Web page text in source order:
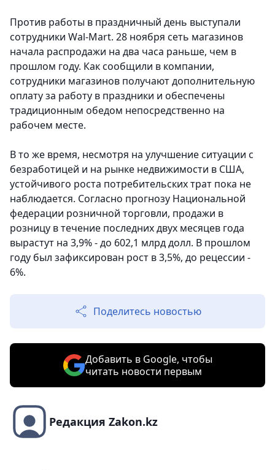
Против работы в праздничный день выступали
сотрудники Wal-Mart. 28 ноября сеть магазинов
начала распродажи на два часа раньше, чем в
прошлом году. Как сообщили в компании,
сотрудники магазинов получают дополнительную
оплату за работу в праздники и обеспечены
традиционным обедом непосредственно на
рабочем месте.
В то же время, несмотря на улучшение ситуации с
безработицей и на рынке недвижимости в США,
устойчивого роста потребительских трат пока не
наблюдается. Согласно прогнозу Национальной
федерации розничной торговли, продажи в
розницу в течение последних двух месяцев года
вырастут на 3,9% - до 602,1 млрд долл. В прошлом
году был зафиксирован рост в 3,5%, до рецессии -
6%.
Поделитесь новостью
Добавить в Google, чтобы
читать новости первым
Редакция Zakon.kz